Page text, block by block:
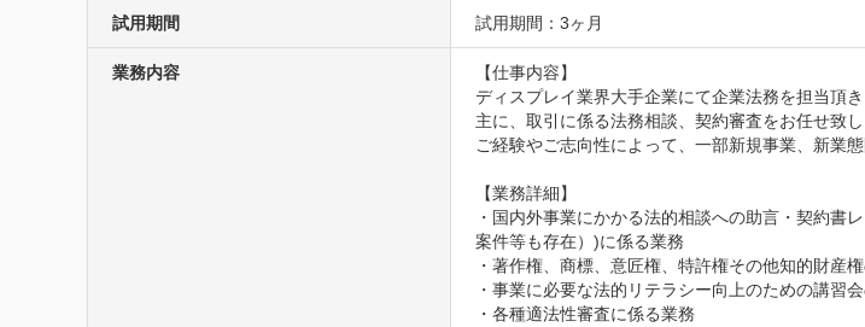
試用期間 試用期間：3ヶ月
業務内容
【仕事内容】
ディスプレイ業界大手企業にて企業法務を担当頂き
主に、取引に係る法務相談、契約審査をお任せ致し
ご経験やご志向性によって、一部新規事業、新業
【業務詳細】
・国内外事業にかかる法的相談への助言・契約書
案件等も存在）)に係る業務
・著作権、商標、意匠権、特許権その他知的財産
・事業に必要な法的リテラシー向上のための講習
・各種適法性審査に係る業務